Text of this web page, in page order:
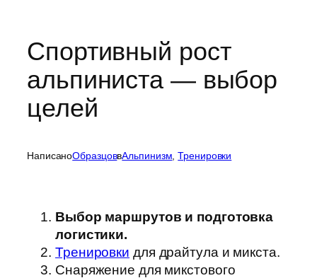
Спортивный рост
альпиниста — выбор
целей
НаписаноОбразцоввАльпинизм, Тренировки
Выбор маршрутов и подготовка
логистики.
Тренировки для драйтула и микста.
Снаряжение для микстового